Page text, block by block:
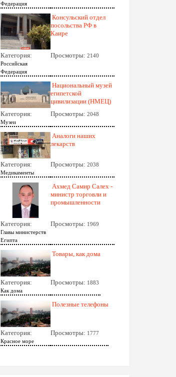
Федерация
Консульский отдел
посольства РФ в
Каире
Категория:
Российская
Федерация
Просмотры: 2140
Национальный музей
египетской
цивилизации (НМЕЦ)
Категория:
Музеи
Просмотры: 2048
Аналоги наших
лекарств
Категория:
Медикаменты
Просмотры: 2038
Ахмед Самир Салех -
министр торговли и
промышленности
Категория:
Главы министерств
Египта
Просмотры: 1969
Товары, как дома
Категория:
Как дома
Просмотры: 1883
Полезные телефоны
Категория:
Красное море
Просмотры: 1777